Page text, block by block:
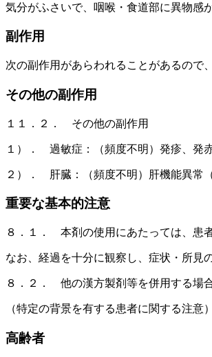
気分がふさいで、咽喉・食道部に異物感
副作用
次の副作用があらわれることがあるので
その他の副作用
１１．２． その他の副作用
１）． 過敏症：（頻度不明）発疹、発
２）． 肝臓：（頻度不明）肝機能異常
重要な基本的注意
８．１． 本剤の使用にあたっては、患
なお、経過を十分に観察し、症状・所見
８．２． 他の漢方製剤等を併用する場
（特定の背景を有する患者に関する注意）
高齢者